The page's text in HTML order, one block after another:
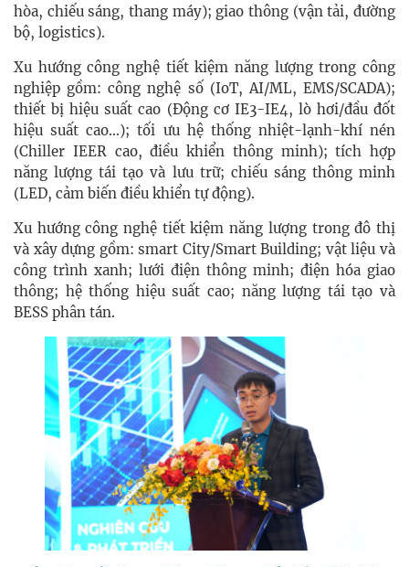
hòa, chiếu sáng, thang máy); giao thông (vận tải, đường
bộ, logistics).
Xu hướng công nghệ tiết kiệm năng lượng trong công
nghiệp gồm: công nghệ số (IoT, AI/ML, EMS/SCADA);
thiết bị hiệu suất cao (Động cơ IE3-IE4, lò hơi/đầu đốt
hiệu suất cao…); tối ưu hệ thống nhiệt-lạnh-khí nén
(Chiller IEER cao, điều khiển thông minh); tích hợp
năng lượng tái tạo và lưu trữ; chiếu sáng thông minh
(LED, cảm biến điều khiển tự động).
Xu hướng công nghệ tiết kiệm năng lượng trong đô thị
và xây dựng gồm: smart City/Smart Building; vật liệu và
công trình xanh; lưới điện thông minh; điện hóa giao
thông; hệ thống hiệu suất cao; năng lượng tái tạo và
BESS phân tán.